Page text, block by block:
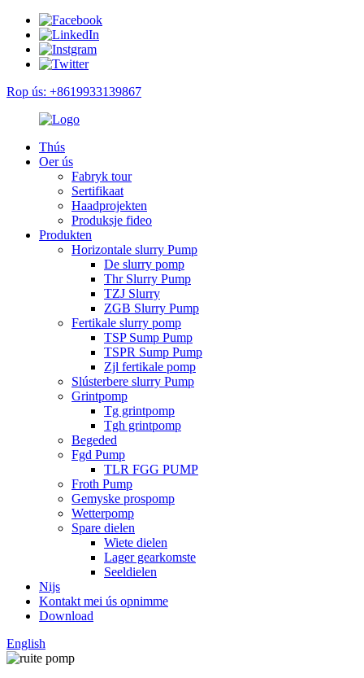
Rop ús: +8619933139867
Thús
Oer ús
Fabryk tour
Sertifikaat
Haadprojekten
Produksje fideo
Produkten
Horizontale slurry Pump
De slurry pomp
Thr Slurry Pump
TZJ Slurry
ZGB Slurry Pump
Fertikale slurry pomp
TSP Sump Pump
TSPR Sump Pump
Zjl fertikale pomp
Slústerbere slurry Pump
Grintpomp
Tg grintpomp
Tgh grintpomp
Begeded
Fgd Pump
TLR FGG PUMP
Froth Pump
Gemyske prospomp
Wetterpomp
Spare dielen
Wiete dielen
Lager gearkomste
Seeldielen
Nijs
Kontakt mei ús opnimme
Download
English